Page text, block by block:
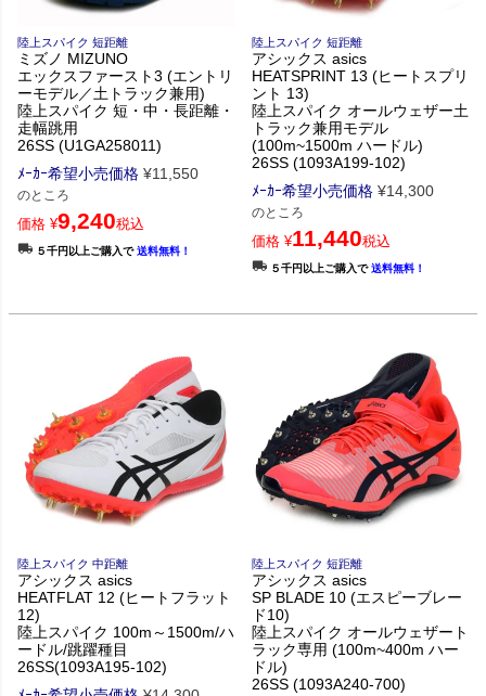
陸上スパイク 短距離
ミズノ MIZUNO
エックスファースト3 (エントリ
ーモデル／土トラック兼用)
陸上スパイク 短・中・長距離・
走幅跳用
26SS (U1GA258011)
ﾒｰｶｰ希望小売価格 ¥11,550
のところ
価格 ¥9,240税込
５千円以上ご購入で送料無料！
陸上スパイク 短距離
アシックス asics
HEATSPRINT 13 (ヒートスプリ
ント 13)
陸上スパイク オールウェザー土
トラック兼用モデル
(100m~1500m ハードル)
26SS (1093A199-102)
ﾒｰｶｰ希望小売価格 ¥14,300
のところ
価格 ¥11,440税込
５千円以上ご購入で送料無料！
陸上スパイク 中距離
アシックス asics
HEATFLAT 12 (ヒートフラット
12)
陸上スパイク 100m～1500m/ハ
ードル/跳躍種目
26SS(1093A195-102)
陸上スパイク 短距離
アシックス asics
SP BLADE 10 (エスピーブレー
ド10)
陸上スパイク オールウェザート
ラック専用 (100m~400m ハー
ドル)
26SS (1093A240-700)